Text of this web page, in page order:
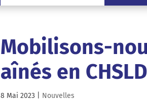
Mobilisons-
aînés en CHSLD
8 Mai 2023 Nouvelles